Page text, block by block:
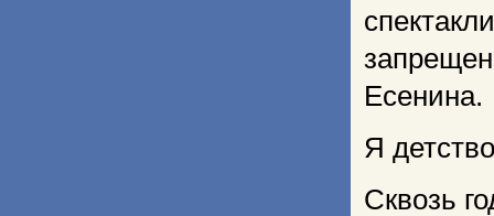
Есенина.
Я
Сквозь